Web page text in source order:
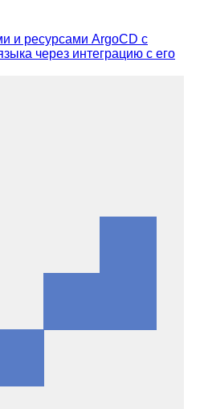
и ресурсами ArgoCD с
через интеграцию с его